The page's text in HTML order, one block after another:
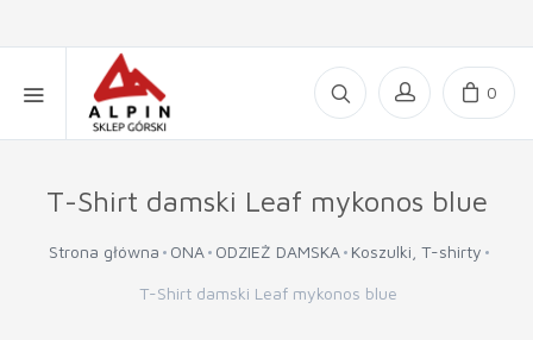
0
T-Shirt damski Leaf mykonos blue
Strona główna ONA ODZIEŻ DAMSKA Koszulki, T-shirty
T-Shirt damski Leaf mykonos blue